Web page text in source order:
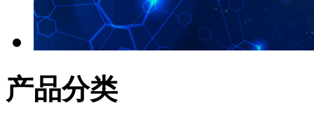
产品分类